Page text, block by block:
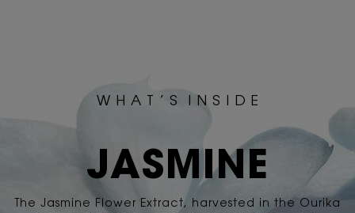
W H A T ’ S I N S I D E
JASMINE
The Jasmine Flower Extract, harvested in the Ourika